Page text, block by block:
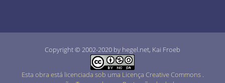
Copyright © 2002-2020 by hegel.net, Kai Froeb
Esta obra está licenciada sob uma Licença Creative Commons .